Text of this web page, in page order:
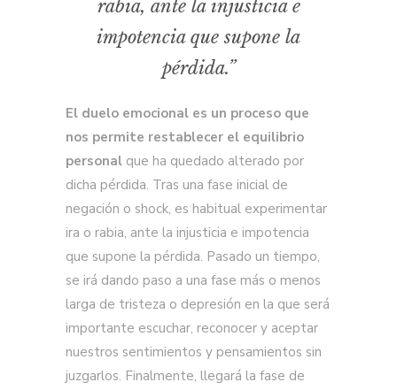
rabia, ante la injusticia e
impotencia que supone la
pérdida.”
El duelo emocional es un proceso que
nos permite restablecer el equilibrio
personal que ha quedado alterado por
dicha pérdida. Tras una fase inicial de
negación o shock, es habitual experimentar
ira o rabia, ante la injusticia e impotencia
que supone la pérdida. Pasado un tiempo,
se irá dando paso a una fase más o menos
larga de tristeza o depresión en la que será
importante escuchar, reconocer y aceptar
nuestros sentimientos y pensamientos sin
juzgarlos. Finalmente, llegará la fase de